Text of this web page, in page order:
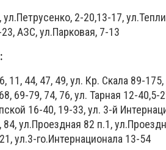
ул.Петрусенко, 2-20,13-17,
АЗС, ул.Парковая, 7-13
11, 44, 47, 49, ул. Кр. Скала 89-
69-79, 74, 76, ул. Тарная 12-
16-40, 19-33, ул. 3-й
ул.Проездная 82 п.1,
ул.3-го.Интернационала 13-54